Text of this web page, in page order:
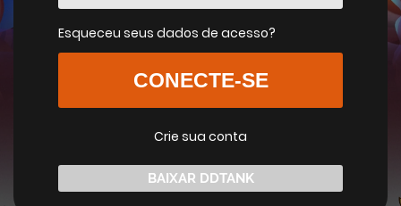
Esqueceu seus dados de acesso?
CONECTE-SE
Crie sua conta
BAIXAR DDTANK